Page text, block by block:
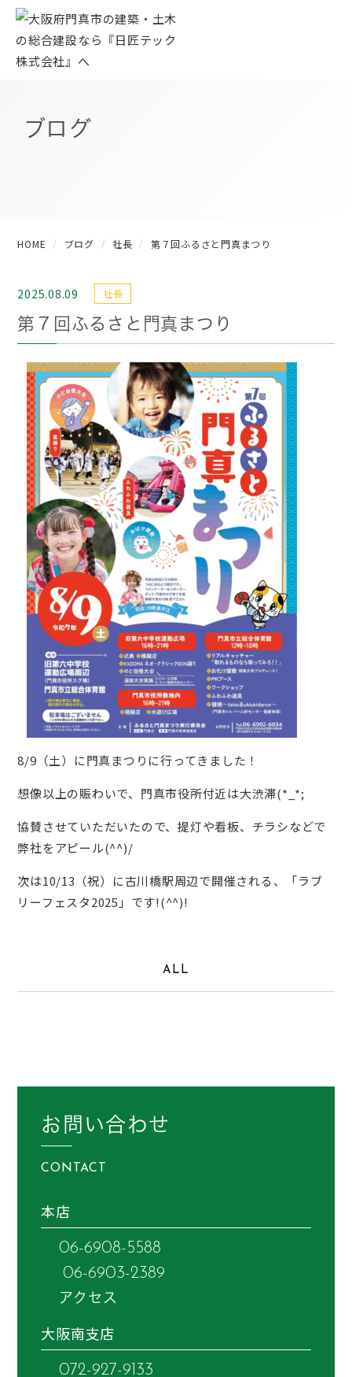
ブログ
HOME ブログ 社長 第７回ふるさと門真まつり
2025.08.09 社長
第７回ふるさと門真まつり
8/9（土）に門真まつりに行ってきました！
想像以上の賑わいで、門真市役所付近は大渋滞(*_*;
協賛させていただいたので、提灯や看板、チラシなどで
弊社をアピール(^^)/
次は10/13（祝）に古川橋駅周辺で開催される、「ラブ
リーフェスタ2025」です!(^^)!
ALL
お問い合わせ
CONTACT
本店
06-6908-5588
06-6903-2389
アクセス
大阪南支店
072-927-9133